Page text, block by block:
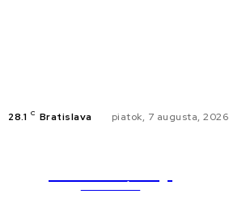
28.1 C Bratislava piatok, 7 augusta, 2026